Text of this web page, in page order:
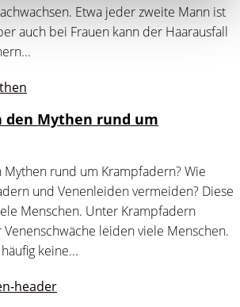
Etwa jeder zweite Mann ist
auch bei Frauen kann der Haarausfall
den Mythen rund um
Mythen rund um Krampfadern? Wie
und Venenleiden vermeiden? Diese
Menschen. Unter Krampfadern
leiden viele Menschen.
keine...